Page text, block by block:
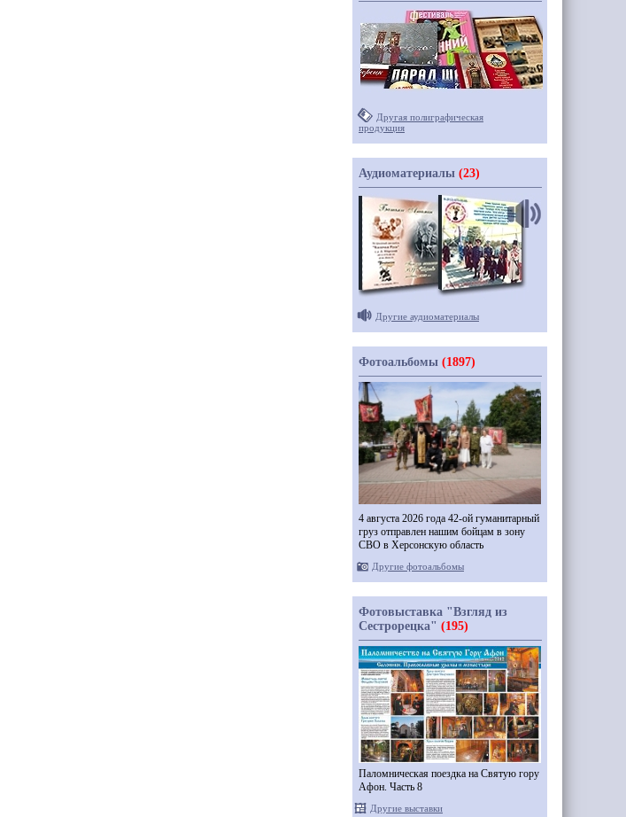
Другая полиграфическая
продукция
Аудиоматериалы (23)
Другие аудиоматериалы
Фотоальбомы (1897)
4 августа 2026 года 42-ой гуманитарный
груз отправлен нашим бойцам в зону
СВО в Херсонскую область
Другие фотоальбомы
Фотовыставка "Взгляд из
Сестрорецка" (195)
Паломническая поездка на Святую гору
Афон. Часть 8
Другие выставки